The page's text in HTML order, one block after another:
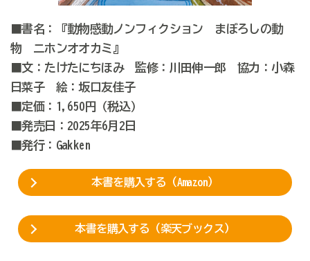
■書名：『動物感動ノンフィクション まぼろしの動
物 ニホンオオカミ』
■文：たけたにちほみ 監修：川田伸一郎 協力：小森
日菜子 絵：坂口友佳子
■定価：1,650円（税込）
■発売日：2025年6月2日
■発行：Gakken
本書を購入する（Amazon）
本書を購入する（楽天ブックス）